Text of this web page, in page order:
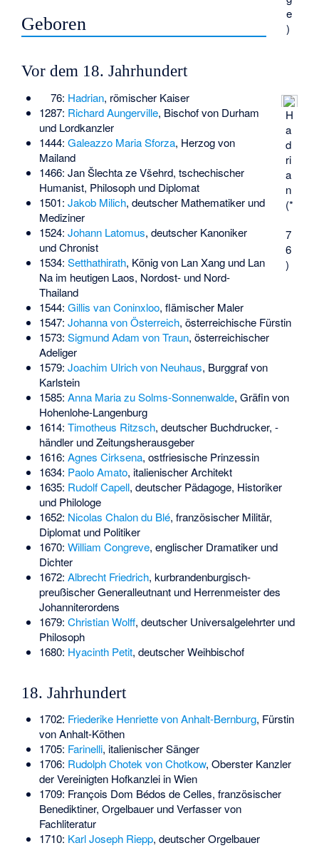
e
)
Geboren
Vor dem 18. Jahrhundert
H
a
d
ri
a
n
(*
7
6
)
76: Hadrian, römischer Kaiser
1287: Richard Aungerville, Bischof von Durham
und Lordkanzler
1444: Galeazzo Maria Sforza, Herzog von
Mailand
1466: Jan Šlechta ze Všehrd, tschechischer
Humanist, Philosoph und Diplomat
1501: Jakob Milich, deutscher Mathematiker und
Mediziner
1524: Johann Latomus, deutscher Kanoniker
und Chronist
1534: Setthathirath, König von Lan Xang und Lan
Na im heutigen Laos, Nordost- und Nord-
Thailand
1544: Gillis van Coninxloo, flämischer Maler
1547: Johanna von Österreich, österreichische Fürstin
1573: Sigmund Adam von Traun, österreichischer
Adeliger
1579: Joachim Ulrich von Neuhaus, Burggraf von
Karlstein
1585: Anna Maria zu Solms-Sonnenwalde, Gräfin von
Hohenlohe-Langenburg
1614: Timotheus Ritzsch, deutscher Buchdrucker, -
händler und Zeitungsherausgeber
1616: Agnes Cirksena, ostfriesische Prinzessin
1634: Paolo Amato, italienischer Architekt
1635: Rudolf Capell, deutscher Pädagoge, Historiker
und Philologe
1652: Nicolas Chalon du Blé, französischer Militär,
Diplomat und Politiker
1670: William Congreve, englischer Dramatiker und
Dichter
1672: Albrecht Friedrich, kurbrandenburgisch-
preußischer Generalleutnant und Herrenmeister des
Johanniterordens
1679: Christian Wolff, deutscher Universalgelehrter und
Philosoph
1680: Hyacinth Petit, deutscher Weihbischof
18. Jahrhundert
1702: Friederike Henriette von Anhalt-Bernburg, Fürstin
von Anhalt-Köthen
1705: Farinelli, italienischer Sänger
1706: Rudolph Chotek von Chotkow, Oberster Kanzler
der Vereinigten Hofkanzlei in Wien
1709: François Dom Bédos de Celles, französischer
Benediktiner, Orgelbauer und Verfasser von
Fachliteratur
1710: Karl Joseph Riepp, deutscher Orgelbauer